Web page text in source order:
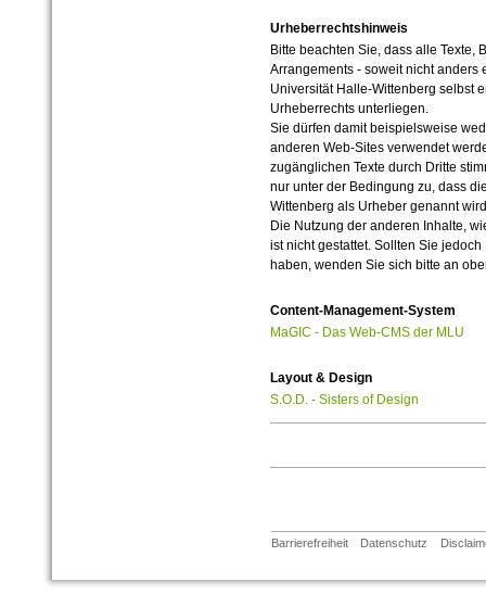
Urheberrechtshinweis
Bitte beachten Sie, dass alle Texte,
Arrangements - soweit nicht anders
Universität Halle-Wittenberg selbst
Urheberrechts unterliegen.
Sie dürfen damit beispielsweise
anderen Web-Sites verwendet
zugänglichen Texte durch Dritte
nur unter der Bedingung zu, dass
Wittenberg als Urheber genannt
Die Nutzung der anderen Inhalte,
ist nicht gestattet. Sollten Sie
haben, wenden Sie sich bitte an
Content-Management-System
MaGIC - Das Web-CMS der MLU
Layout & Design
S.O.D. - Sisters of Design
Barrierefreiheit Datenschutz